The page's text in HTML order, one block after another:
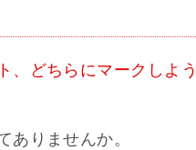
、どちらにマークしよ
ありませんか。